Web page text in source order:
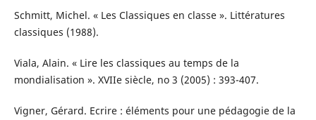
Schmitt, Michel. « Les Classiques en classe ». Littératures
classiques (1988).
Viala, Alain. « Lire les classiques au temps de la
mondialisation ». XVIIe siècle, no 3 (2005) : 393-407.
Vigner, Gérard. Ecrire : éléments pour une pédagogie de la